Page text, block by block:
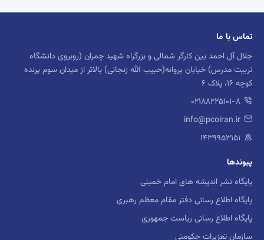
تماس با ما
جلال آل احمد بین کارگر شمالی و بزرگراه شهید چمران (روبروی دانشگاه
تربیت مدرس) خیابان پروانه(حبیب الله زنجانی) بالاتر از میدان سوم پرنده
کوچه 16، پلاک 6
02188225101-8
info@pcoiran.ir
۱۴۳۹۹۵۳۱۵۱
پیوندها
پایگاه نشر اندیشه های امام خمینی
پایگاه اطلاع رسانی دفتر مقام معظم رهبری
پایگاه اطلاع رسانی ریاست جمهوری
سازمان تعزیرات حکومتی